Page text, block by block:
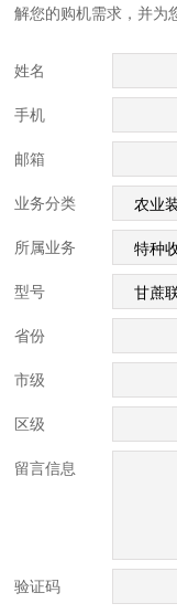
解您的购机需求，并为
姓名
手机
邮箱
业务分类
所属业务
型号
省份
市级
区级
留言信息
验证码